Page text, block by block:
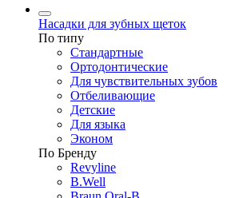
Насадки для зубных щеток
По типу
Стандартные
Ортодонтические
Для чувствительных зубов
Отбеливающие
Детские
Для языка
Эконом
По Бренду
Revyline
B.Well